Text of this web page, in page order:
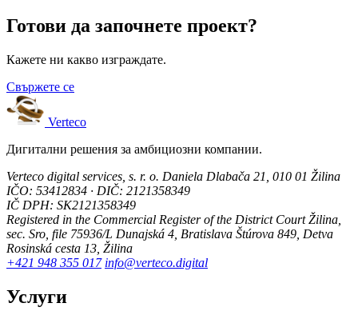
Готови да започнете проект?
Кажете ни какво изграждате.
Свържете се
Verteco
Дигитални решения за амбициозни компании.
Verteco digital services, s. r. o. Daniela Dlabača 21, 010 01 Žilina
IČO: 53412834 · DIČ: 2121358349
IČ DPH: SK2121358349
Registered in the Commercial Register of the District Court Žilina,
sec. Sro, file 75936/L Dunajská 4, Bratislava Štúrova 849, Detva
Rosinská cesta 13, Žilina
+421 948 355 017 info@verteco.digital
Услуги